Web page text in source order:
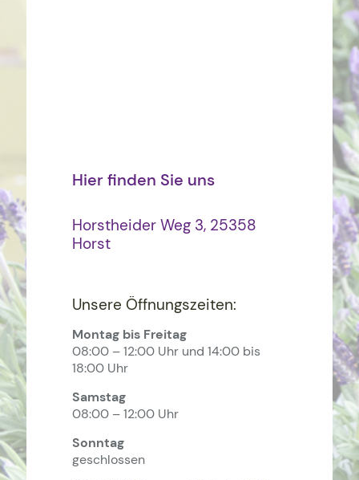
Hier finden Sie uns
Horstheider Weg 3, 25358
Horst
Unsere Öffnungszeiten:
Montag bis Freitag
08:00 – 12:00 Uhr und 14:00 bis
18:00 Uhr
Samstag
08:00 – 12:00 Uhr
Sonntag
geschlossen